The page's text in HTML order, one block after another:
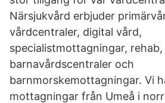
Närsjukvård erbjuder
vårdcentraler, digital vård,
specialistmottagningar, rehab,
barnavårdscentraler och
barnmorskemottagningar. Vi
mottagningar från Umeå i